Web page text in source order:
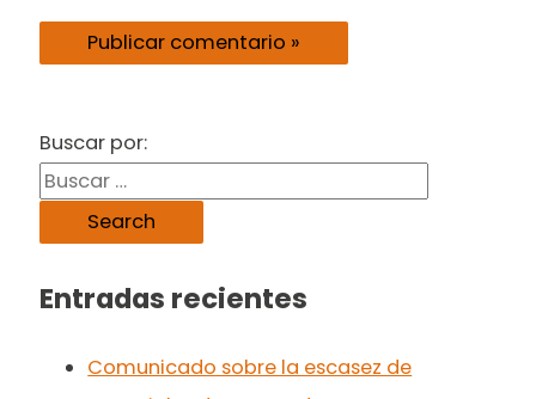
Buscar por:
Entradas recientes
Comunicado sobre la escasez de